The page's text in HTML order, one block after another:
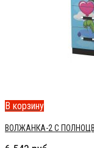
В корзину
ВОЛЖАНКА-2 С